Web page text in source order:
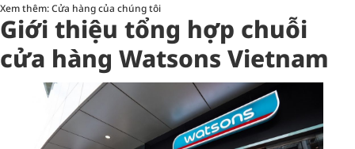
Xem thêm:Cửa hàng của chúng tôi
Giới thiệu tổng hợp chuỗi
cửa hàng Watsons Vietnam